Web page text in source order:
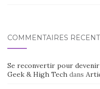
COMMENTAIRES
Se reconvertir pour
Geek & High Tech dans